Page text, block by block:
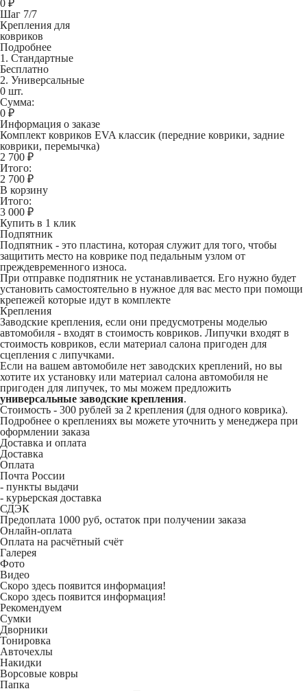
0 ₽
Шаг 7/7
Крепления для
ковриков
Подробнее
1. Стандартные
Бесплатно
2. Универсальные
0 шт.
Сумма:
0 ₽
Информация о заказе
Комплект ковриков EVA классик (передние коврики, задние
коврики, перемычка)
2 700 ₽
Итого:
2 700 ₽
В корзину
Итого:
3 000 ₽
Купить в 1 клик
Подпятник
Подпятник - это пластина, которая служит для того, чтобы
защитить место на коврике под педальным узлом от
преждевременного износа.
При отправке подпятник не устанавливается. Его нужно будет
установить самостоятельно в нужное для вас место при помощи
крепежей которые идут в комплекте
Крепления
Заводские крепления, если они предусмотрены моделью
автомобиля - входят в стоимость ковриков. Липучки входят в
стоимость ковриков, если материал салона пригоден для
сцепления с липучками.
Если на вашем автомобиле нет заводских креплений, но вы
хотите их установку или материал салона автомобиля не
пригоден для липучек, то мы можем предложить
универсальные заводские крепления.
Стоимость - 300 рублей за 2 крепления (для одного коврика).
Подробнее о креплениях вы можете уточнить у менеджера при
оформлении заказа
Доставка и оплата
Доставка
Оплата
Почта России
- пункты выдачи
- курьерская доставка
СДЭК
Предоплата 1000 руб, остаток при получении заказа
Онлайн-оплата
Оплата на расчётный счёт
Галерея
Фото
Видео
Скоро здесь появится информация!
Скоро здесь появится информация!
Рекомендуем
Сумки
Дворники
Тонировка
Авточехлы
Накидки
Ворсовые ковры
Папка